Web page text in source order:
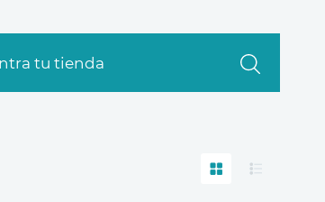
tu tienda